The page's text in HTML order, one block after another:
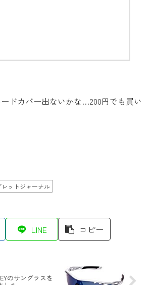
ドカバー出ないかな…200円でも買い
レットジャーナル
LINE コピー
のサングラスを